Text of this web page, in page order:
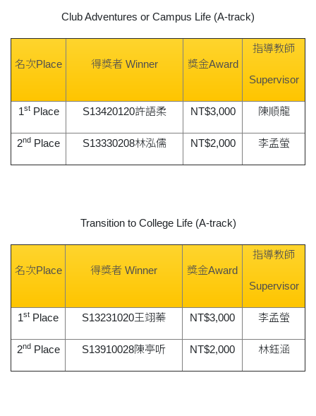
Club Adventures or Campus Life (A-track)
名次Place 得獎者 Winner 獎金Award
指導教師
Supervisor
1stPlace S13420120許語柔 NT$3,000 陳順龍
2nd Place S13330208林泓儒 NT$2,000 李孟螢
Transition to College Life (A-track)
名次Place 得獎者 Winner 獎金Award
指導教師
Supervisor
1st Place S13231020王翊蓁 NT$3,000 李孟螢
2ndPlace S13910028陳亭听 NT$2,000 林鈺涵